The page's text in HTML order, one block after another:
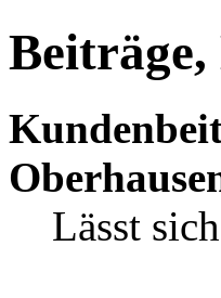
Lässt